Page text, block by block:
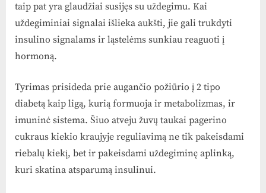
taip pat yra glaudžiai susijęs su uždegimu. Kai
uždegiminiai signalai išlieka aukšti, jie gali trukdyti
insulino signalams ir ląstelėms sunkiau reaguoti į
hormoną.
Tyrimas prisideda prie augančio požiūrio į 2 tipo
diabetą kaip ligą, kurią formuoja ir metabolizmas, ir
imuninė sistema. Šiuo atveju žuvų taukai pagerino
cukraus kiekio kraujyje reguliavimą ne tik pakeisdami
riebalų kiekį, bet ir pakeisdami uždegiminę aplinką,
kuri skatina atsparumą insulinui.